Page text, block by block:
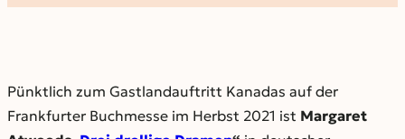
Pünktlich zum Gastlandauftritt Kanadas auf der
Frankfurter Buchmesse im Herbst 2021 ist Margaret